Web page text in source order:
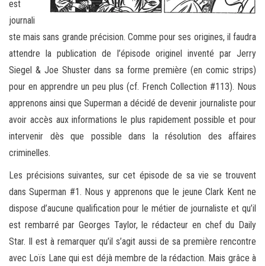
est
journali
ste mais sans grande précision. Comme pour ses origines, il faudra
attendre la publication de l’épisode originel inventé par Jerry
Siegel & Joe Shuster dans sa forme première (en comic strips)
pour en apprendre un peu plus (cf. French Collection #113). Nous
apprenons ainsi que Superman a décidé de devenir journaliste pour
avoir accès aux informations le plus rapidement possible et pour
intervenir dès que possible dans la résolution des affaires
criminelles.
Les précisions suivantes, sur cet épisode de sa vie se trouvent
dans Superman #1. Nous y apprenons que le jeune Clark Kent ne
dispose d’aucune qualification pour le métier de journaliste et qu’il
est rembarré par Georges Taylor, le rédacteur en chef du Daily
Star. Il est à remarquer qu’il s’agit aussi de sa première rencontre
avec Loïs Lane qui est déjà membre de la rédaction. Mais grâce à